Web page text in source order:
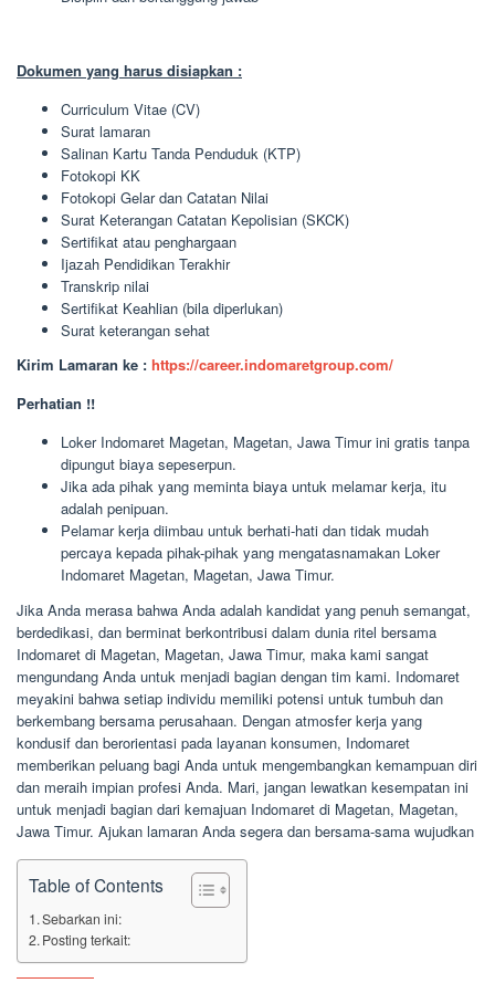
Dokumen yang harus disiapkan :
Curriculum Vitae (CV)
Surat lamaran
Salinan Kartu Tanda Penduduk (KTP)
Fotokopi KK
Fotokopi Gelar dan Catatan Nilai
Surat Keterangan Catatan Kepolisian (SKCK)
Sertifikat atau penghargaan
Ijazah Pendidikan Terakhir
Transkrip nilai
Sertifikat Keahlian (bila diperlukan)
Surat keterangan sehat
Kirim Lamaran ke : https://career.indomaretgroup.com/
Perhatian !!
Loker Indomaret Magetan, Magetan, Jawa Timur ini gratis tanpa
dipungut biaya sepeserpun.
Jika ada pihak yang meminta biaya untuk melamar kerja, itu
adalah penipuan.
Pelamar kerja diimbau untuk berhati-hati dan tidak mudah
percaya kepada pihak-pihak yang mengatasnamakan Loker
Indomaret Magetan, Magetan, Jawa Timur.
Jika Anda merasa bahwa Anda adalah kandidat yang penuh semangat,
berdedikasi, dan berminat berkontribusi dalam dunia ritel bersama
Indomaret di Magetan, Magetan, Jawa Timur, maka kami sangat
mengundang Anda untuk menjadi bagian dengan tim kami. Indomaret
meyakini bahwa setiap individu memiliki potensi untuk tumbuh dan
berkembang bersama perusahaan. Dengan atmosfer kerja yang
kondusif dan berorientasi pada layanan konsumen, Indomaret
memberikan peluang bagi Anda untuk mengembangkan kemampuan diri
dan meraih impian profesi Anda. Mari, jangan lewatkan kesempatan ini
untuk menjadi bagian dari kemajuan Indomaret di Magetan, Magetan,
Jawa Timur. Ajukan lamaran Anda segera dan bersama-sama wujudkan
Table of Contents
Sebarkan ini:
Posting terkait: